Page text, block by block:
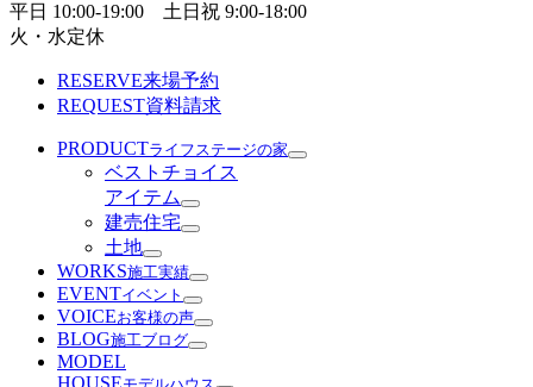
平日 10:00-19:00 土日祝 9:00-18:00
火・水定休
RESERVE来場予約
REQUEST資料請求
PRODUCTライフステージの家
ベストチョイス
アイテム
建売住宅
土地
WORKS施工実績
EVENTイベント
VOICEお客様の声
BLOG施工ブログ
MODEL
HOUSE